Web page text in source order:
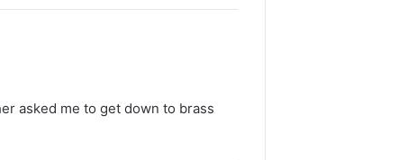
asked me to get down to brass